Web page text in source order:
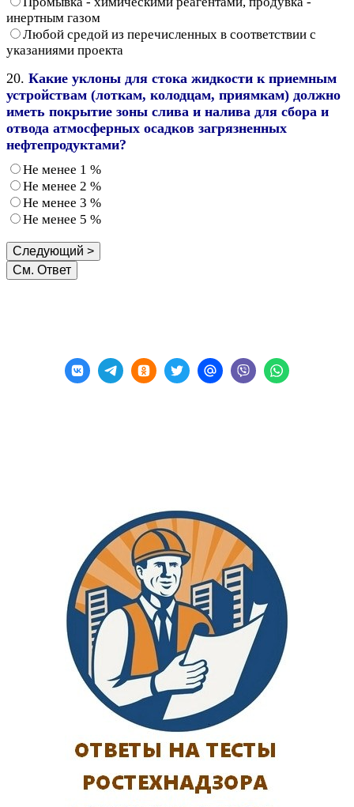
инертным газом
Любой средой из перечисленных в соответствии с
указаниями проекта
20. Какие уклоны для стока жидкости к приемным
устройствам (лоткам, колодцам, приямкам) должно
иметь покрытие зоны слива и налива для сбора и
отвода атмосферных осадков загрязненных
нефтепродуктами?
Не менее 1 %
Не менее 2 %
Не менее 3 %
Не менее 5 %